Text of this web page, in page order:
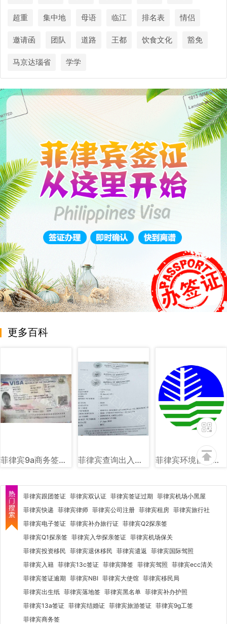
超重 集中地 母语 临江 排名表 情侣
邀请函 团队 道路 王都 饮食文化 豁免
马京达瑙省 学学
更多百科
菲律宾9a商务签样式图片 菲律宾查询出入境黑名单图片样式 菲律宾环境自然资源部（DENR）图文讲解
菲律宾跟团签证 菲律宾双认证 菲律宾签证过期 菲律宾机场小黑屋
菲律宾快递 菲律宾律师 菲律宾公司注册 菲律宾租房 菲律宾旅行社
菲律宾电子签证 菲律宾补办旅行证 菲律宾Q2探亲签
菲律宾Q1探亲签 菲律宾入华探亲签证 菲律宾机场保关
菲律宾投资移民 菲律宾退休移民 菲律宾遣返 菲律宾国际驾照
菲律宾入籍 菲律宾13c签证 菲律宾降签 菲律宾驾照 菲律宾ecc清关
菲律宾签证逾期 菲律宾NBI 菲律宾大使馆 菲律宾移民局
菲律宾出生纸 菲律宾落地签 菲律宾黑名单 菲律宾补办护照
菲律宾13a签证 菲律宾结婚证 菲律宾旅游签证 菲律宾9g工签
菲律宾商务签